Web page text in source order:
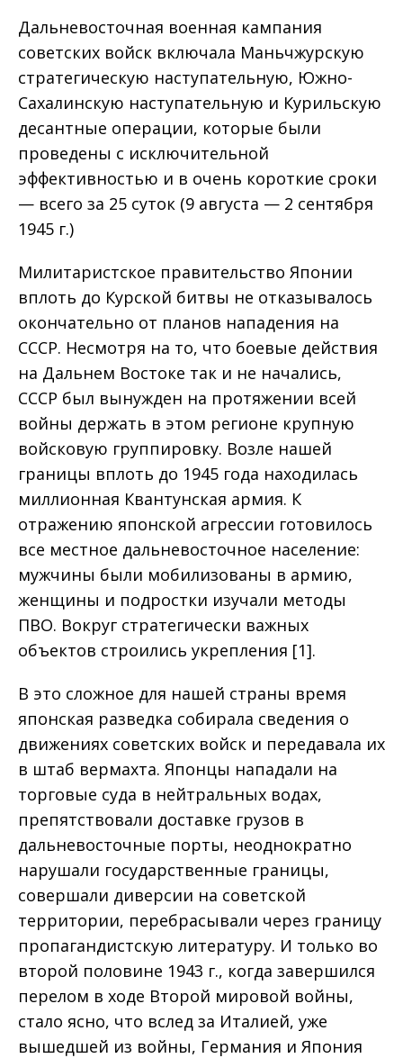
Дальневосточная военная кампания
советских войск включала Маньчжурскую
стратегическую наступательную, Южно­
Сахалинскую наступательную и Курильскую
десантные операции, которые были
проведены с исключительной
эффективностью и в очень короткие сроки
— всего за 25 суток (9 августа — 2 сентября
1945 г.)
Милитаристское правительство Японии
вплоть до Курской битвы не отказывалось
окончательно от планов нападения на
СССР. Несмотря на то, что боевые действия
на Дальнем Востоке так и не начались,
СССР был вынужден на протяжении всей
войны держать в этом регионе крупную
войсковую группировку. Возле нашей
границы вплоть до 1945 года находилась
миллионная Квантунская армия. К
отражению японской агрессии готовилось
все местное дальневосточное население:
мужчины были мобилизованы в армию,
женщины и подростки изучали методы
ПВО. Вокруг стратегически важных
объектов строились укрепления [1].
В это сложное для нашей страны время
японская разведка собирала сведения о
движениях советских войск и передавала их
в штаб вермахта. Японцы нападали на
торговые суда в нейтральных водах,
препятствовали доставке грузов в
дальневосточные порты, неоднократно
нарушали государственные границы,
совершали диверсии на советской
территории, перебрасывали через границу
пропагандистскую литературу. И только во
второй половине 1943 г., когда завершился
перелом в ходе Второй мировой войны,
стало ясно, что вслед за Италией, уже
вышедшей из войны, Германия и Япония